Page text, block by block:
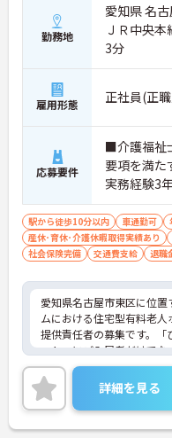
勤務地
愛知県 名
ＪＲ中央
3分
雇用形態 正社員(正
応募要件
■介護福祉
要項を満
実務経験3
験スタート
駅から徒歩10分以内 車通勤可
産休･育休･介護休暇取得実績あり
社会保険完備
交通費支給 退職
愛知県名古屋市東区に位
ムにおける住宅型有料老
提供責任者の募集です。「
ットーにご入居者だけで
みのある環境づくりを目指
ご利用者一人ひとりに寄り
ていただける方を募集し
任者の経験がなくスター
ゃいます。
詳細を見る